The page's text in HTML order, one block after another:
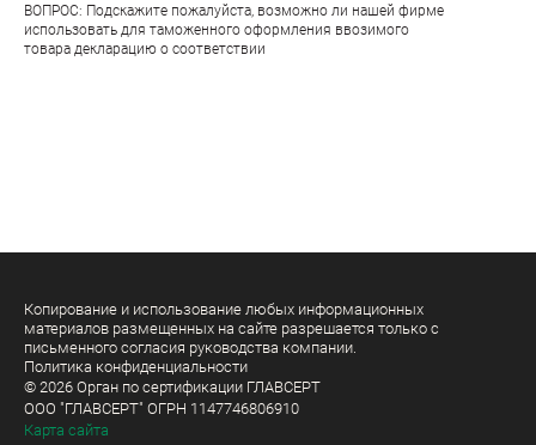
ВОПРОС: Подскажите пожалуйста, возможно ли нашей фирме
использовать для таможенного оформления ввозимого
товара декларацию о соответствии
Копирование и использование любых информационных
материалов размещенных на сайте разрешается только с
письменного согласия руководства компании.
Политика конфиденциальности
© 2026 Орган по сертификации ГЛАВСЕРТ
ООО "ГЛАВСЕРТ" ОГРН 1147746806910
Карта сайта